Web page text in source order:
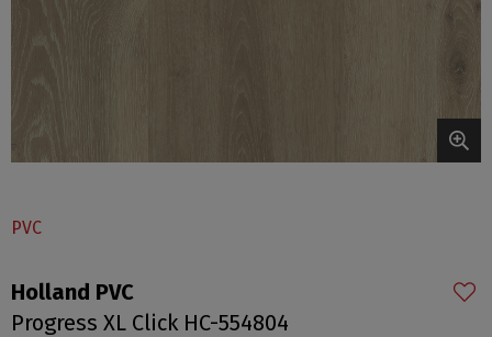
PVC
Holland PVC
Progress XL Click HC-554804